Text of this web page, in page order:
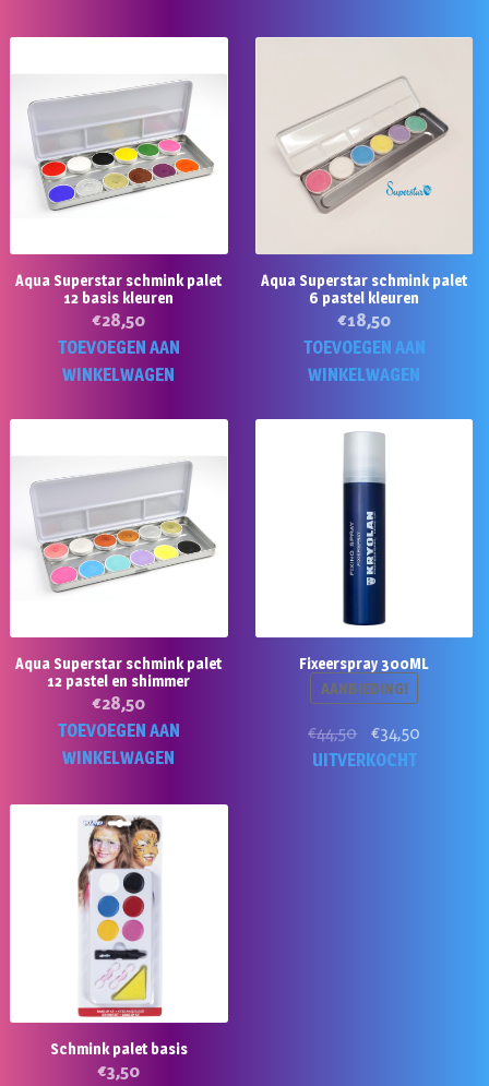
Aqua Superstar schmink palet
12 basis kleuren
€28,50
TOEVOEGEN AAN
WINKELWAGEN
Aqua Superstar schmink palet
6 pastel kleuren
€18,50
TOEVOEGEN AAN
WINKELWAGEN
Aqua Superstar schmink palet
12 pastel en shimmer
€28,50
TOEVOEGEN AAN
WINKELWAGEN
Fixeerspray 300ML
AANBIEDING!
€44,50
Oorspronkelijke
prijs
€34,50
UITVERKOCHT
Schmink palet basis
€3,50